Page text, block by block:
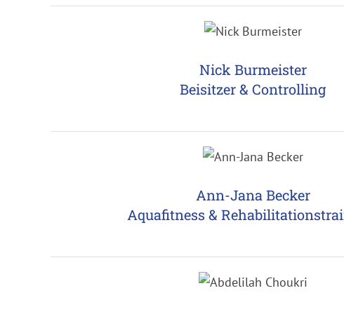
Nick Burmeister
Beisitzer & Controlling
Ann-Jana Becker
Aquafitness &